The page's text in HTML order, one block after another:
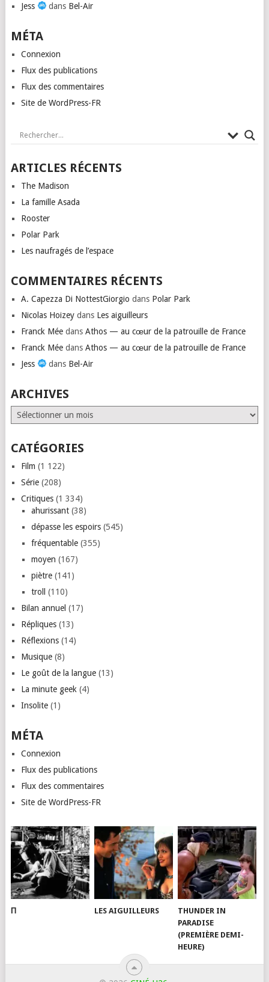
Jess
dans Bel-Air
MÉTA
Connexion
Flux des publications
Flux des commentaires
Site de WordPress-FR
ARTICLES RÉCENTS
The Madison
La famille Asada
Rooster
Polar Park
Les naufragés de l’espace
COMMENTAIRES RÉCENTS
A. Capezza Di NottestGiorgio dans Polar Park
Nicolas Hoizeydans Les aiguilleurs
Franck Méedans Athos — au cœur de la patrouille de France
Franck Méedans Athos — au cœur de la patrouille de France
Jess
dans Bel-Air
ARCHIVES
Archives
CATÉGORIES
Film (1 122)
Série(208)
Critiques(1 334)
ahurissant(38)
dépasse les espoirs(545)
fréquentable(355)
moyen (167)
piètre(141)
troll
(110)
Bilan annuel (17)
Répliques(13)
Réflexions(14)
Musique(8)
Le goût de la langue(13)
La minute geek (4)
Insolite(1)
MÉTA
Connexion
Flux des publications
Flux des commentaires
Site de WordPress-FR
Π LES AIGUILLEURS
THUNDER IN
PARADISE
(PREMIÈRE DEMI-
HEURE)